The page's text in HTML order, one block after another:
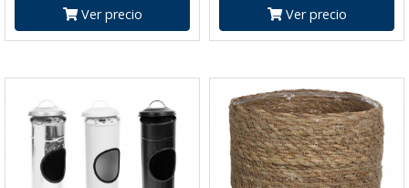
Ver precio Ver precio